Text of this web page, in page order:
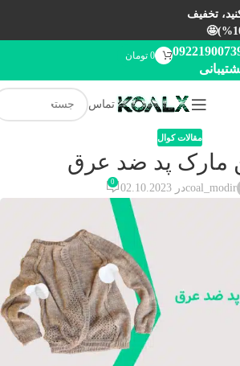
تخفیف
0 تومان
تماس
مقالات کوال
مارک پد ضد عرق
coal_modirدر 02.10.2023 0